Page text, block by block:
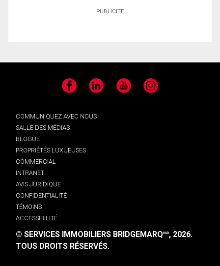
PUBLICITÉ
Facebook LinkedIn YouTube Instagram
COMMUNIQUEZ AVEC NOUS
SALLE DES MÉDIAS
BLOGUE
PROPRIÉTÉS LUXUEUSES
COMMERCIAL
INTRANET
AVIS JURIDIQUE
CONFIDENTIALITÉ
TÉMOINS
ACCESSIBILITÉ
© SERVICES IMMOBILIERS BRIDGEMARQMD, 2026.
TOUS DROITS RÉSERVÉS.